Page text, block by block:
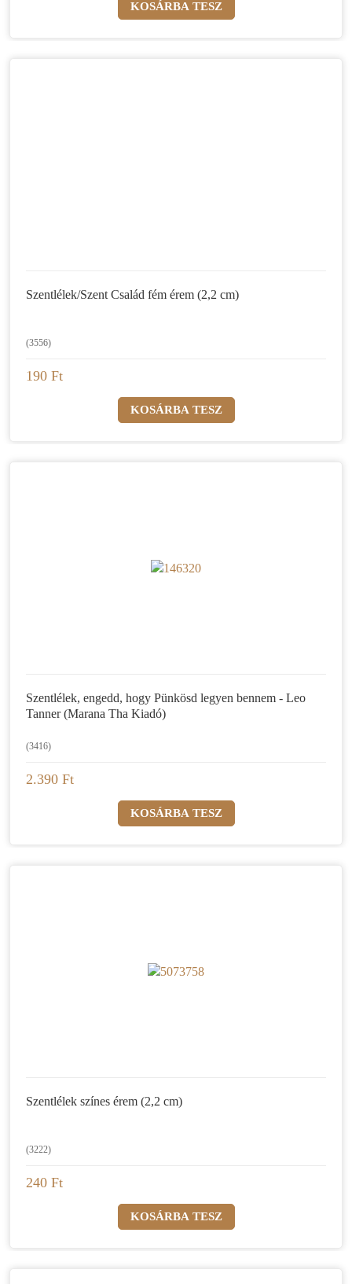
Szentlélek/Szent Család fém érem (2,2 cm)
(3556)
190 Ft
Szentlélek, engedd, hogy Pünkösd legyen bennem - Leo
Tanner (Marana Tha Kiadó)
(3416)
2.390 Ft
Szentlélek színes érem (2,2 cm)
(3222)
240 Ft